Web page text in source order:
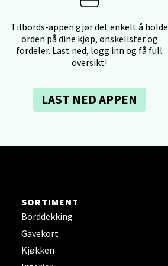
Tilbords-appen gjør det enkelt å holde
orden på dine kjøp, ønskelister og
fordeler. Last ned, logg inn og få full
oversikt!
LAST NED APPEN
SORTIMENT
Borddekking
Gavekort
Kjøkken
Sirkus Shopping
7044 Trondheim
6, 1400 Ski
Storsenter
Sortland